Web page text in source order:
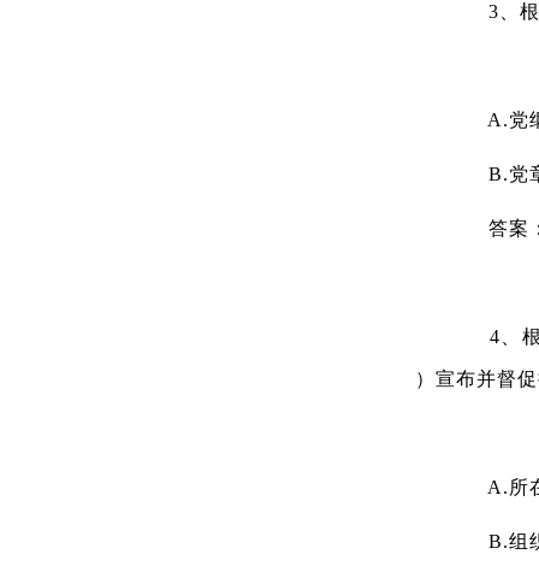
3、根据
A.党
B.党
答案
4、根
）宣布并督
A.所在
B.组织